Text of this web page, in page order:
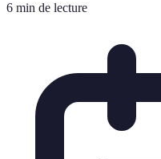
6 min de lecture